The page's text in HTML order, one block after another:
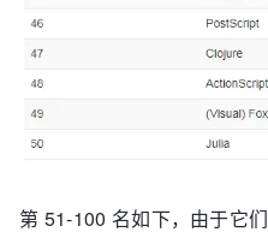
第 51-100 名如下，由于它